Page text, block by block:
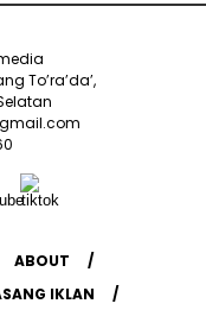
To’ra’da’,
ABOUT
IKLAN